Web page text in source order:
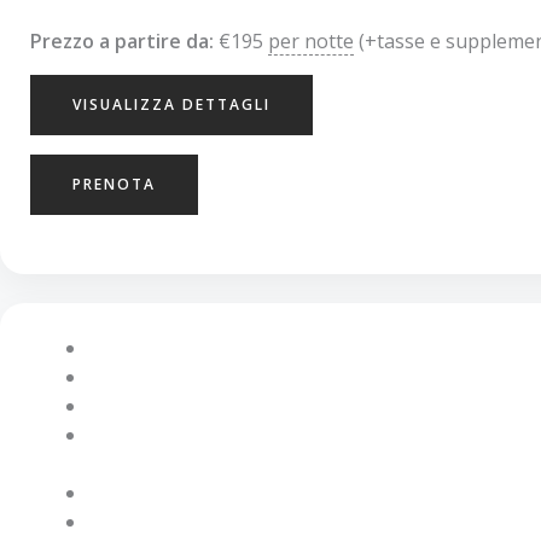
Prezzo a partire da: €195 per notte (+tasse e
VISUALIZZA DETTAGLI
PRENOTA